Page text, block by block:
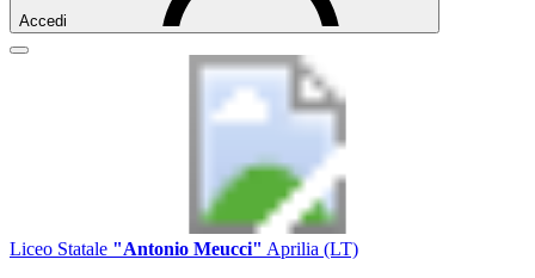
Accedi
Liceo Statale "Antonio Meucci" Aprilia (LT)